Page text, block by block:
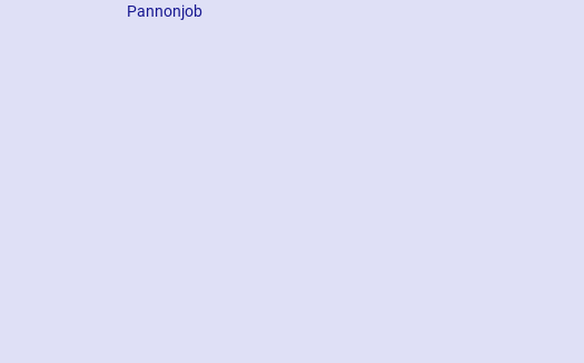
Pannonjob